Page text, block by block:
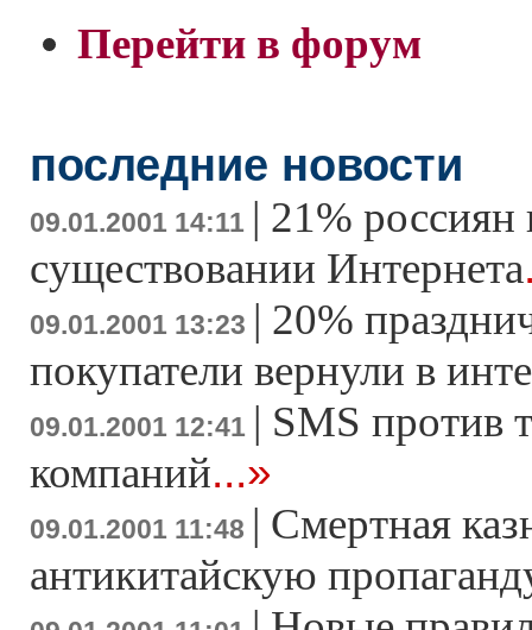
Перейти в форум
последние новости
09.01.2001 14:11 | 21% россиян
существовании Интернета
09.01.2001 13:23 | 20%
покупатели вернули в
09.01.2001 12:41 | SMS против
компаний...»
09.01.2001 11:48 | Смертная
антикитайскую